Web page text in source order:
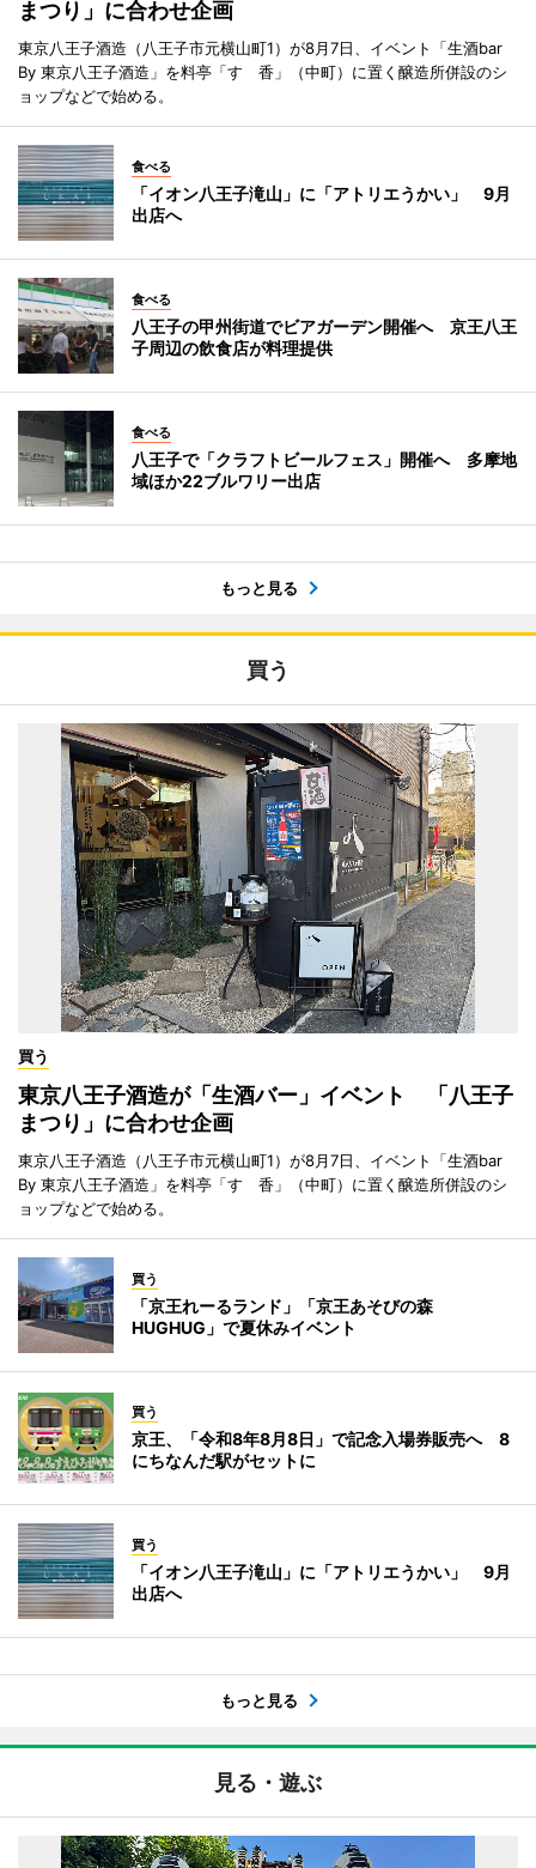
まつり」に合わせ企画
東京八王子酒造（八王子市元横山町1）が8月7日、イベント「生酒bar
By 東京八王子酒造」を料亭「すゞ香」（中町）に置く醸造所併設のシ
ョップなどで始める。
食べる
「イオン八王子滝山」に「アトリエうかい」 9月
出店へ
食べる
八王子の甲州街道でビアガーデン開催へ 京王八王
子周辺の飲食店が料理提供
食べる
八王子で「クラフトビールフェス」開催へ 多摩地
域ほか22ブルワリー出店
もっと見る
買う
買う
東京八王子酒造が「生酒バー」イベント 「八王子
まつり」に合わせ企画
東京八王子酒造（八王子市元横山町1）が8月7日、イベント「生酒bar
By 東京八王子酒造」を料亭「すゞ香」（中町）に置く醸造所併設のシ
ョップなどで始める。
買う
「京王れーるランド」「京王あそびの森
HUGHUG」で夏休みイベント
買う
京王、「令和8年8月8日」で記念入場券販売へ 8
にちなんだ駅がセットに
買う
「イオン八王子滝山」に「アトリエうかい」 9月
出店へ
もっと見る
見る・遊ぶ